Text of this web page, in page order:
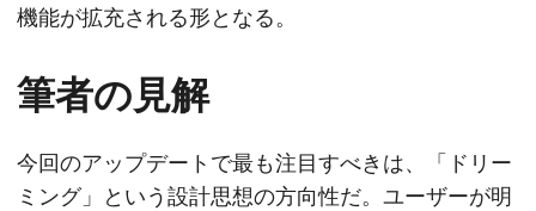
機能が拡充される形となる。
筆者の見解
今回のアップデートで最も注目すべきは、「ドリー
ミング」という設計思想の方向性だ。ユーザーが明